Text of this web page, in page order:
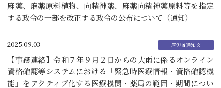
麻薬、麻薬原料植物、向精神薬、麻薬向精神薬原料等を指定
する政令の一部を改正する政令の公布について（通知）
2025.09.03
【事務連絡】令和７年９月２日からの大雨に係るオンライン
資格確認等システムにおける「緊急時医療情報・資格確認機
能」をアクティブ化する医療機関・薬局の範囲・期間につい